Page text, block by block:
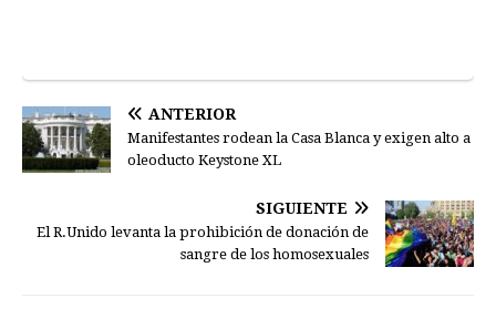
ANTERIOR
Manifestantes rodean la Casa Blanca y exigen alto a
oleoducto Keystone XL
SIGUIENTE
El R.Unido levanta la prohibición de donación de
sangre de los homosexuales